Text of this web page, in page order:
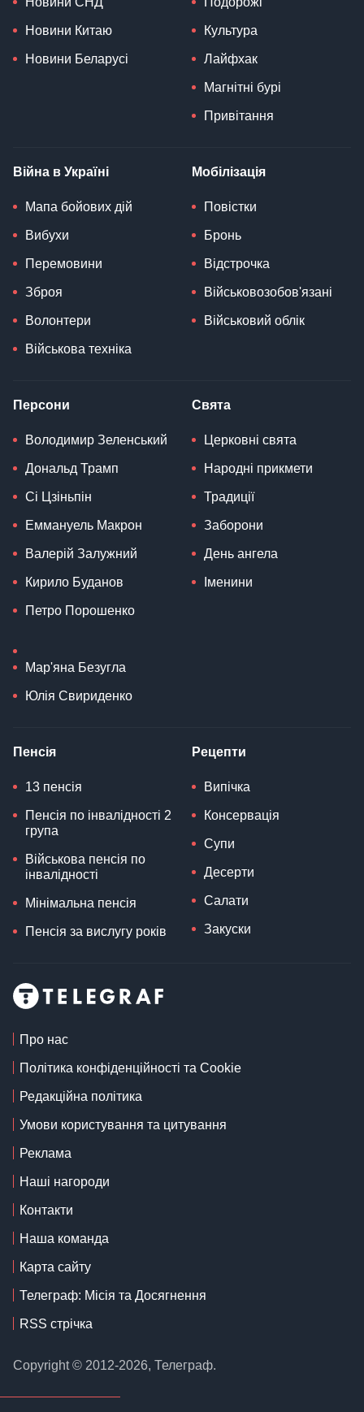
Новини Китаю
Новини Беларусі
Культура
Лайфхак
Магнітні бурі
Привітання
Війна в Україні
Мапа бойових дій
Вибухи
Перемовини
Зброя
Волонтери
Військова техніка
Мобілізація
Повістки
Бронь
Відстрочка
Військовозобов'язані
Військовий облік
Персони
Володимир Зеленський
Дональд Трамп
Сі Цзіньпін
Еммануель Макрон
Валерій Залужний
Кирило Буданов
Петро Порошенко
Мар'яна Безугла
Юлія Свириденко
Свята
Церковні свята
Народні прикмети
Традиції
Заборони
День ангела
Іменини
Пенсія
13 пенсія
Пенсія по інвалідності 2
група
Військова пенсія по
інвалідності
Мінімальна пенсія
Пенсія за вислугу років
Рецепти
Випічка
Консервація
Супи
Десерти
Салати
Закуски
Про нас
Політика конфіденційності та Cookie
Редакційна політика
Умови користування та цитування
Реклама
Наші нагороди
Контакти
Наша команда
Карта сайту
Телеграф: Місія та Досягнення
RSS стрічка
Copyright © 2012-2026, Телеграф.